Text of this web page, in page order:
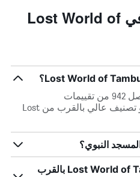
حقائق حول الإقامة في Lost World of
اكسكايب تامبون (8.2/10 من أصل 942 من تقييمات
المستخدمين) هو خيار شائع وذو تصنيف عالي بالقرب من Lost
النبوي؟
ما هو الفندق الجيد في Lost World of Tambun بالقرب